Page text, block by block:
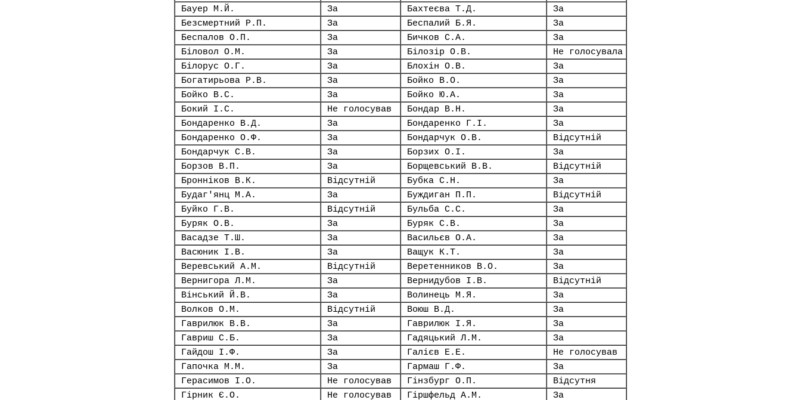
Бауер М.Й.
За Бахтеєва Т.Д.
За
Безсмертний Р.П.
За Беспалий Б.Я.
За
Беспалов О.П.
За Бичков С.А.
За
Біловол О.М.
За Білозір О.В.
Не голосувала
Білорус О.Г.
За Блохін О.В.
За
Богатирьова Р.В.
За Бойко В.О.
За
Бойко В.С.
За Бойко Ю.А.
За
Бокий І.С.
Не голосував Бондар В.Н.
За
Бондаренко В.Д.
За Бондаренко Г.І.
За
Бондаренко О.Ф.
За Бондарчук О.В.
Відсутній
Бондарчук С.В.
За Борзих О.І.
За
Борзов В.П.
За Борщевський В.В.
Відсутній
Бронніков В.К.
Відсутній Бубка С.Н.
За
Будаг'янц М.А.
За Буждиган П.П.
Відсутній
Буйко Г.В.
Відсутній Бульба С.С.
За
Буряк О.В.
За Буряк С.В.
За
Васадзе Т.Ш.
За Васильєв О.А.
За
Васюник І.В.
За Ващук К.Т.
За
Веревський А.М.
Відсутній Веретенников В.О.
За
Вернигора Л.М.
За Вернидубов І.В.
Відсутній
Вінський Й.В.
За Волинець М.Я.
За
Волков О.М.
Відсутній Воюш В.Д.
За
Гаврилюк В.В.
За Гаврилюк І.Я.
За
Гавриш С.Б.
За Гадяцький Л.М.
За
Гайдош І.Ф.
За Галієв Е.Е.
Не голосував
Гапочка М.М.
За Гармаш Г.Ф.
За
Герасимов І.О.
Не голосував Гінзбург О.П.
Відсутня
Гірник Є.О.
Не голосував Гіршфельд А.М.
За